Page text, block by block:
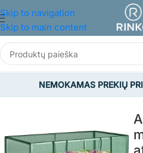
Skip to navigation
Skip to main content
NEMOKAMAS PREKIŲ
SODAS/Viskas sodui/